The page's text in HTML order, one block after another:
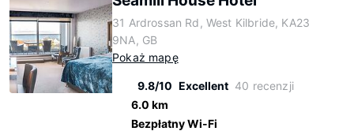
31 Ardrossan Rd, West Kilbride, KA23
9NA, GB
Pokaż mapę
9.8/10 Excellent 40 recenzji
6.0 km
Bezpłatny Wi-Fi